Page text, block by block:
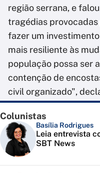
região serrana, e
tragédias
fazer um
mais resiliente às
população possa ser
contenção de
civil organizado",
Colunistas
Basília Rodrigues
Leia entrevista
SBT News